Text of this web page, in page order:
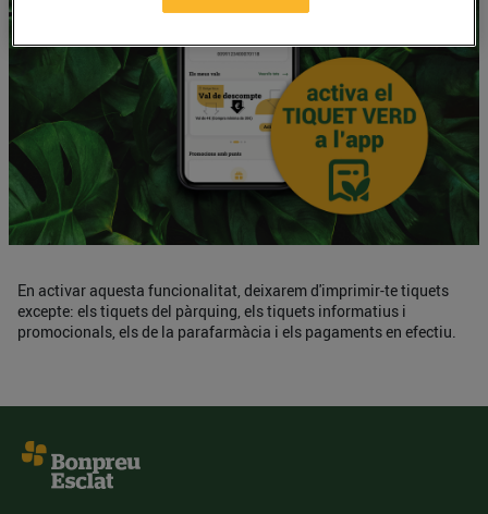
En activar aquesta funcionalitat, deixarem d'imprimir-te tiquets
excepte: els tiquets del pàrquing, els tiquets informatius i
promocionals, els de la parafarmàcia i els pagaments en efectiu.